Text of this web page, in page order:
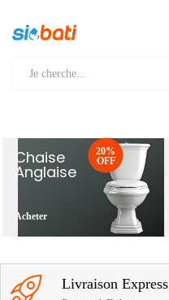
Chaise
Anglaise
Acheter
20%
OFF
Livraison Express